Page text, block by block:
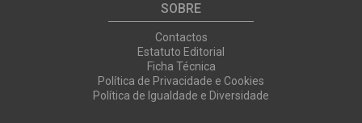
SOBRE
Contactos
Estatuto Editorial
Ficha Técnica
Política de Privacidade e Cookies
Política de Igualdade e Diversidade